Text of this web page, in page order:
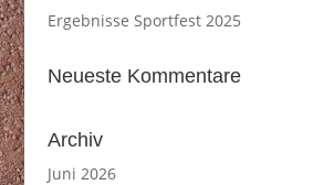
Ergebnisse Sportfest 2025
Neueste Kommentare
Archiv
Juni 2026